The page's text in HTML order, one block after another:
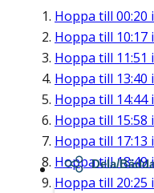
Hoppa till 00:20
Hoppa till 10:17
Hoppa till 11:51
Hoppa till 13:40
Hoppa till 14:44i
Hoppa till 15:58
Hoppa till 17:13
Hoppa till18:49i
Hoppa till 20:25
Dela/